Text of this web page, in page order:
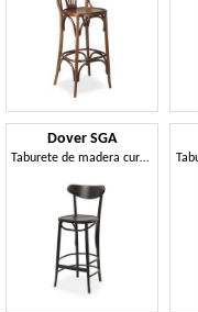
Dover SGA
Taburete de madera curvada